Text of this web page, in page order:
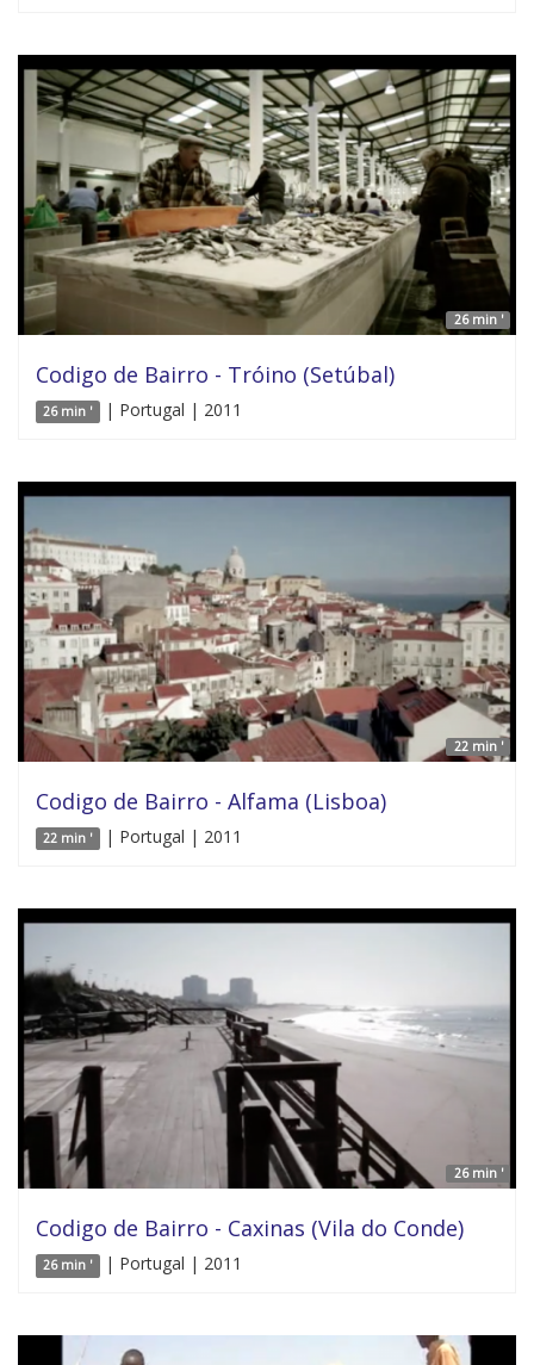
26 min '
Codigo de Bairro - Tróino (Setúbal)
26 min ' | Portugal | 2011
22 min '
Codigo de Bairro - Alfama (Lisboa)
22 min ' | Portugal | 2011
26 min '
Codigo de Bairro - Caxinas (Vila do Conde)
26 min ' | Portugal | 2011